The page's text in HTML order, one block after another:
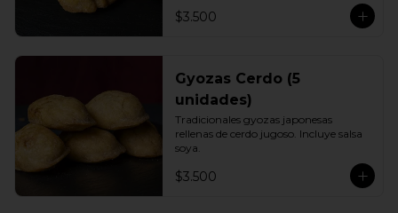
$3.500
Gyozas Cerdo (5
unidades)
Tradicionales gyozas japonesas
rellenas de cerdo jugoso. Incluye salsa
soya.
$3.500